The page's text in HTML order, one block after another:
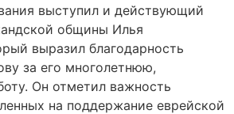
выступил и действующий
общины Илья
выразил благодарность
за его многолетнюю,
Он отметил важность
на поддержание еврейской